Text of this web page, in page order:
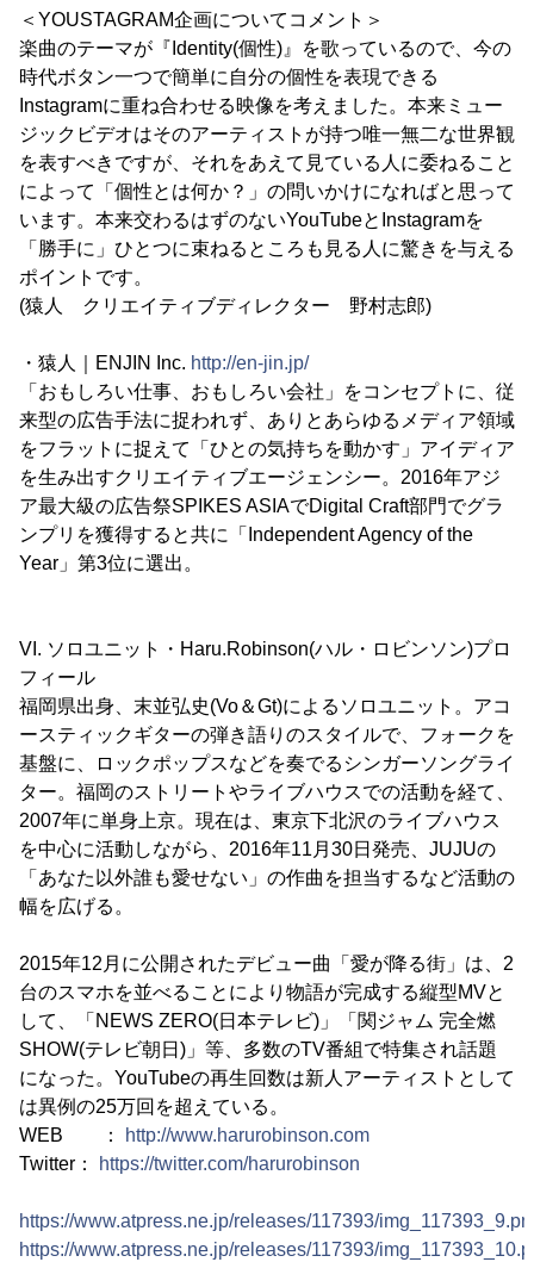
＜YOUSTAGRAM企画についてコメント＞
楽曲のテーマが『Identity(個性)』を歌っているので、今の
時代ボタン一つで簡単に自分の個性を表現できる
Instagramに重ね合わせる映像を考えました。本来ミュー
ジックビデオはそのアーティストが持つ唯一無二な世界観
を表すべきですが、それをあえて見ている人に委ねること
によって「個性とは何か？」の問いかけになればと思って
います。本来交わるはずのないYouTubeとInstagramを
「勝手に」ひとつに束ねるところも見る人に驚きを与える
ポイントです。
(猿人 クリエイティブディレクター 野村志郎)
・猿人｜ENJIN Inc. http://en-jin.jp/
「おもしろい仕事、おもしろい会社」をコンセプトに、従
来型の広告手法に捉われず、ありとあらゆるメディア領域
をフラットに捉えて「ひとの気持ちを動かす」アイディア
を生み出すクリエイティブエージェンシー。2016年アジ
ア最大級の広告祭SPIKES ASIAでDigital Craft部門でグラ
ンプリを獲得すると共に「Independent Agency of the
Year」第3位に選出。
VI. ソロユニット・Haru.Robinson(ハル・ロビンソン)プロ
フィール
福岡県出身、末並弘史(Vo＆Gt)によるソロユニット。アコ
ースティックギターの弾き語りのスタイルで、フォークを
基盤に、ロックポップスなどを奏でるシンガーソングライ
ター。福岡のストリートやライブハウスでの活動を経て、
2007年に単身上京。現在は、東京下北沢のライブハウス
を中心に活動しながら、2016年11月30日発売、JUJUの
「あなた以外誰も愛せない」の作曲を担当するなど活動の
幅を広げる。
2015年12月に公開されたデビュー曲「愛が降る街」は、2
台のスマホを並べることにより物語が完成する縦型MVと
して、「NEWS ZERO(日本テレビ)」「関ジャム 完全燃
SHOW(テレビ朝日)」等、多数のTV番組で特集され話題
になった。YouTubeの再生回数は新人アーティストとして
は異例の25万回を超えている。
WEB ：
http://www.harurobinson.com
Twitter：
https://twitter.com/harurobinson
https://www.atpress.ne.jp/releases/117393/
https://www.atpress.ne.jp/releases/117393/